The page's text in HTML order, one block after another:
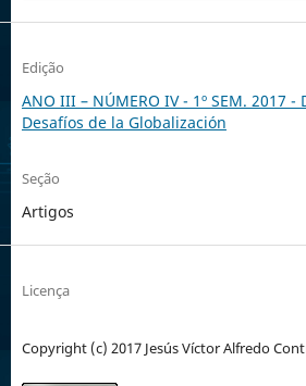
Edição
ANO III – NÚMERO IV - 1º SEM. 2017
Desafíos de la Globalización
Seção
Artigos
Licença
Copyright (c) 2017 Jesús Víctor Alfredo